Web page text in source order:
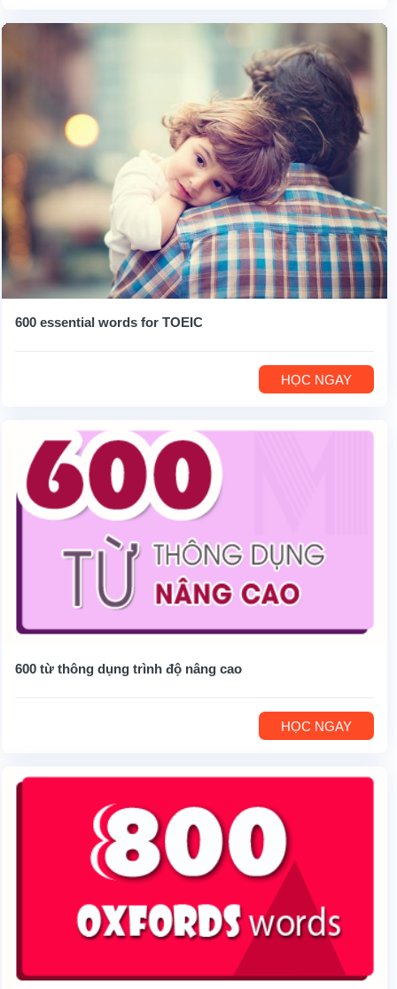
600 essential words for TOEIC
HỌC NGAY
600 từ thông dụng trình độ nâng cao
HỌC NGAY